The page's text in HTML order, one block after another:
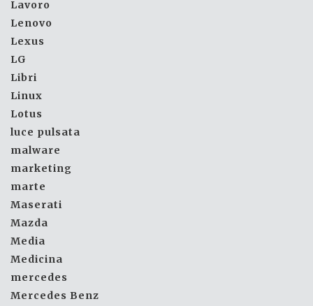
Lavoro
Lenovo
Lexus
LG
Libri
Linux
Lotus
luce pulsata
malware
marketing
marte
Maserati
Mazda
Media
Medicina
mercedes
Mercedes Benz